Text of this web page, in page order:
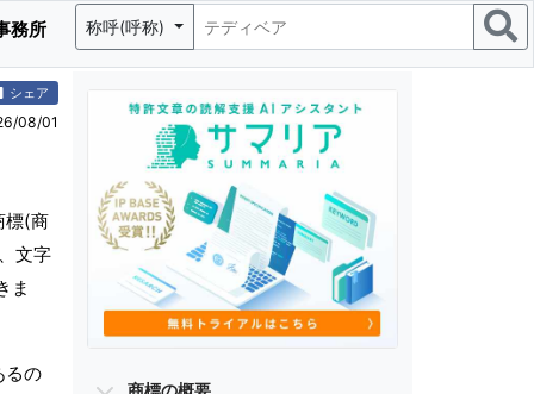
務所 称呼(呼称)
シェア
08/01
標(商
文字
ま
るの
商標の概要